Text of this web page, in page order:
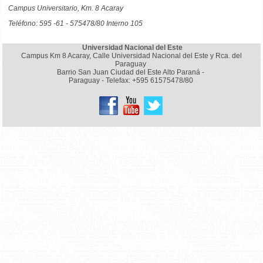
Campus Universitario, Km. 8 Acaray
Teléfono: 595 -61 - 575478/80 Interno 105
Universidad Nacional del Este
Campus Km 8 Acaray, Calle Universidad Nacional del Este y Rca. del
Paraguay
Barrio San Juan Ciudad del Este Alto Paraná -
Paraguay - Telefax: +595 61575478/80